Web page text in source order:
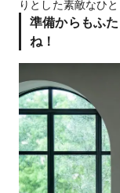
りとした素敵なひ
準備からもふ
ね！